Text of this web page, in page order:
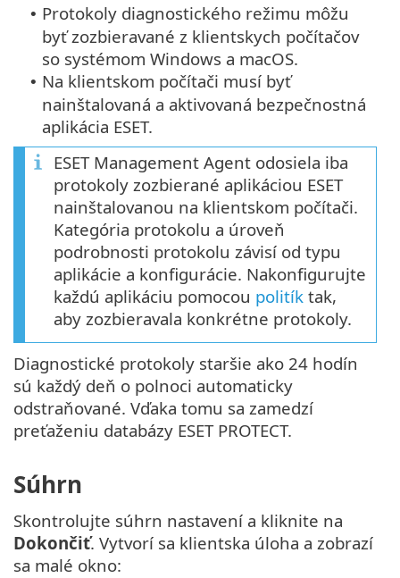
• Protokoly diagnostického režimu môžu
byť zozbieravané z klientskych počítačov
so systémom Windows a macOS.
• Na klientskom počítači musí byť
nainštalovaná a aktivovaná bezpečnostná
aplikácia ESET.
ESET Management Agent odosiela iba
protokoly zozbierané aplikáciou ESET
nainštalovanou na klientskom počítači.
Kategória protokolu a úroveň
podrobnosti protokolu závisí od typu
aplikácie a konfigurácie. Nakonfigurujte
každú aplikáciu pomocou politík tak,
aby zozbieravala konkrétne protokoly.
Diagnostické protokoly staršie ako 24 hodín
sú každý deň o polnoci automaticky
odstraňované. Vďaka tomu sa zamedzí
preťaženiu databázy ESET PROTECT.
Súhrn
Skontrolujte súhrn nastavení a kliknite na
Dokončiť. Vytvorí sa klientska úloha a zobrazí
sa malé okno: